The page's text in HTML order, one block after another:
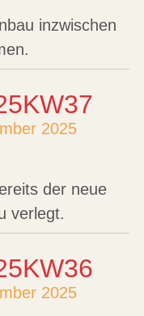
inzwischen
2025
der neue
verlegt.
2025